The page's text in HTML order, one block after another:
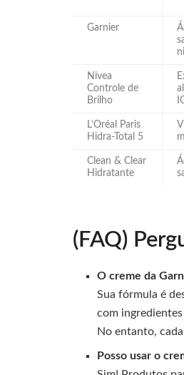
Garnier
Nivea
Controle de
Brilho
L’Oréal Paris
Hidra-Total 5
Clean & Clear
Hidratante
(FAQ)
O creme da
Sua fórmula é
com
No entanto,
Posso usar o